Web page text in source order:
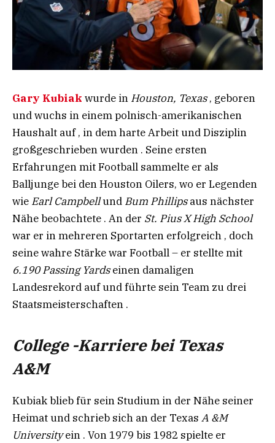
Gary Kubiak wurde in Houston, Texas, geboren
und wuchs in einem polnisch-amerikanischen
Haushalt auf , in dem harte Arbeit und Disziplin
großgeschrieben wurden . Seine ersten
Erfahrungen mit Football sammelte er als
Balljunge bei den Houston Oilers, wo er Legenden
wie Earl Campbellund Bum Phillipsaus nächster
Nähe beobachtete . An der St. Pius X High School
war er in mehreren Sportarten erfolgreich , doch
seine wahre Stärke war Football – er stellte mit
6.190 Passing Yardseinen damaligen
Landesrekord auf und führte sein Team zu drei
Staatsmeisterschaften .
College -Karriere bei Texas
A&M
Kubiak blieb für sein Studium in der Nähe seiner
Heimat und schrieb sich an der Texas A &M
Universityein . Von 1979 bis 1982 spielte er